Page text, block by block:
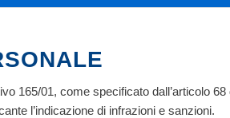
165/01, come specificato dall’articolo
l’indicazione di infrazioni e sanzioni.